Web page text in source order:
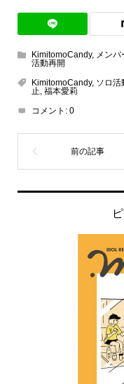
KimitomoCandy, メン
活動再開
KimitomoCandy, ソロ活
止, 福本愛莉
コメント: 0